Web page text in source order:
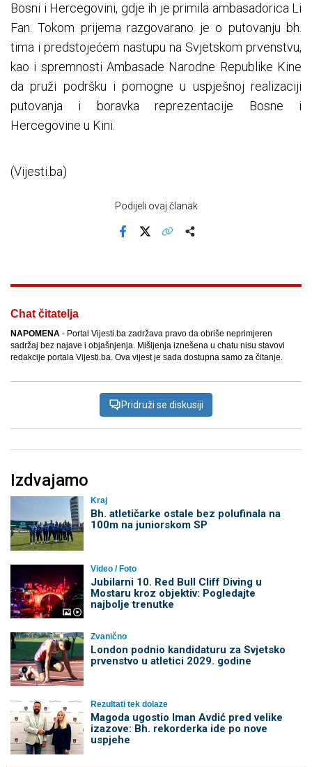
Bosni i Hercegovini, gdje ih je primila ambasadorica Li
Fan. Tokom prijema razgovarano je o putovanju bh.
tima i predstojećem nastupu na Svjetskom prvenstvu,
kao i spremnosti Ambasade Narodne Republike Kine
da pruži podršku i pomogne u uspješnoj realizaciji
putovanja i boravka reprezentacije Bosne i
Hercegovine u Kini.
(Vijesti.ba)
Podijeli ovaj članak
Chat čitatelja
NAPOMENA - Portal Vijesti.ba zadržava pravo da obriše neprimjeren
sadržaj bez najave i objašnjenja. Mišljenja iznešena u chatu nisu stavovi
redakcije portala Vijesti.ba. Ova vijest je sada dostupna samo za čitanje.
Pridruži se diskusiji
Izdvajamo
Kraj
Bh. atletičarke ostale bez polufinala na
100m na juniorskom SP
Video / Foto
Jubilarni 10. Red Bull Cliff Diving u
Mostaru kroz objektiv: Pogledajte
najbolje trenutke
Zvanično
London podnio kandidaturu za Svjetsko
prvenstvo u atletici 2029. godine
Rezultati tek dolaze
Magoda ugostio Iman Avdić pred velike
izazove: Bh. rekorderka ide po nove
uspjehe